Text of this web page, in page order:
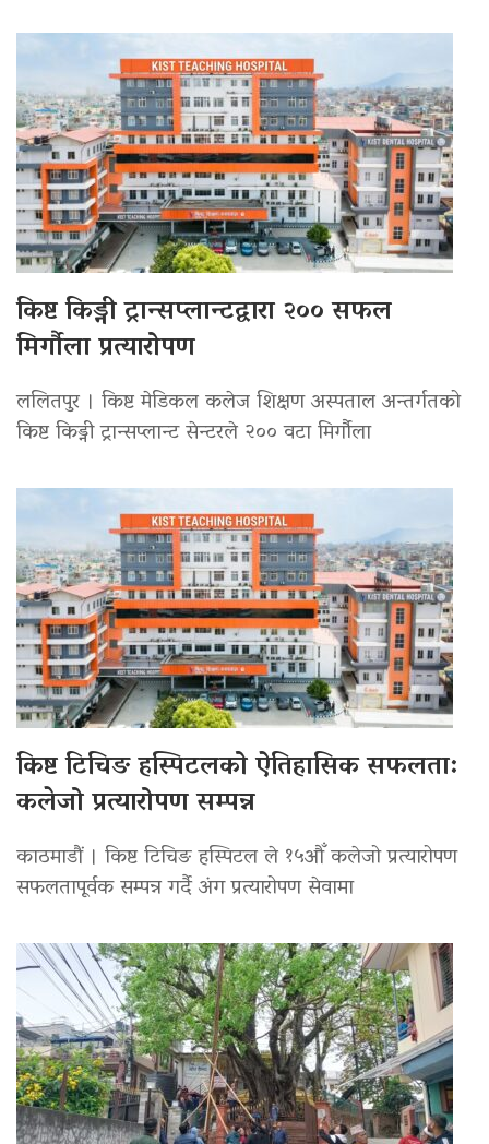
किष्ट किड्नी ट्रान्सप्लान्टद्वारा २०० सफल
मिर्गौला प्रत्यारोपण
ललितपुर । किष्ट मेडिकल कलेज शिक्षण अस्पताल अन्तर्गतको
किष्ट किड्नी ट्रान्सप्लान्ट सेन्टरले २०० वटा मिर्गौला
किष्ट टिचिङ हस्पिटलको ऐतिहासिक सफलता:
कलेजो प्रत्यारोपण सम्पन्न
काठमाडौं । किष्ट टिचिङ हस्पिटल ले १५औँ कलेजो प्रत्यारोपण
सफलतापूर्वक सम्पन्न गर्दै अंग प्रत्यारोपण सेवामा